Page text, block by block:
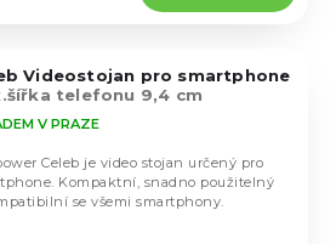
Videostojan pro smartphone
telefonu 9,4 cm
V PRAZE
Celeb je video stojan určený pro
Kompaktní, snadno použitelný
se všemi smartphony.